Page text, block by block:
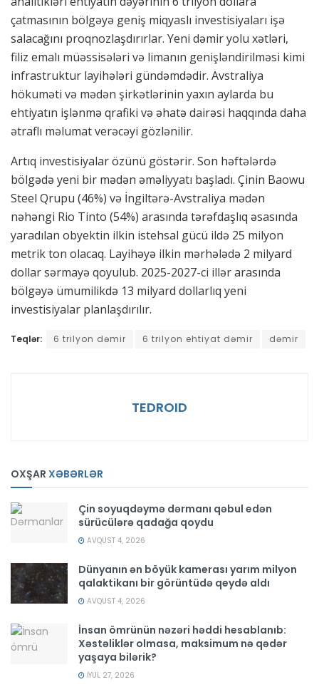
çatmasının bölgəyə geniş miqyaslı investisiyaları işə
salacağını proqnozlaşdırırlar. Yeni dəmir yolu xətləri,
filiz emalı müəssisələri və limanın genişləndirilməsi kimi
infrastruktur layihələri gündəmdədir. Avstraliya
hökuməti və mədən şirkətlərinin yaxın aylarda bu
ehtiyatın işlənmə qrafiki və əhatə dairəsi haqqında daha
ətraflı məlumat verəcəyi gözlənilir.
Artıq investisiyalar özünü göstərir. Son həftələrdə
bölgədə yeni bir mədən əməliyyatı başladı. Çinin Baowu
Steel Qrupu (46%) və İngiltərə-Avstraliya mədən
nəhəngi Rio Tinto (54%) arasında tərəfdaşlıq əsasında
yaradılan obyektin ilkin istehsal gücü ildə 25 milyon
metrik ton olacaq. Layihəyə ilkin mərhələdə 2 milyard
dollar sərmayə qoyulub. 2025-2027-ci illər arasında
bölgəyə ümumilikdə 13 milyard dollarlıq yeni
investisiyalar planlaşdırılır.
Teqlər: 6 trilyon dəmir 6 trilyon ehtiyat dəmir dəmir
TEDROID
OXŞAR XƏBƏRLƏR
Çin soyuqdəymə dərmanı qəbul edən
sürücülərə qadağa qoydu
AVQUST 4, 2026
Dünyanın ən böyük kamerası yarım milyon
qalaktikanı bir görüntüdə qeydə aldı
AVQUST 4, 2026
İnsan ömrünün nəzəri həddi hesablanıb:
Xəstəliklər olmasa, maksimum nə qədər
yaşaya bilərik?
İYUL 27, 2026